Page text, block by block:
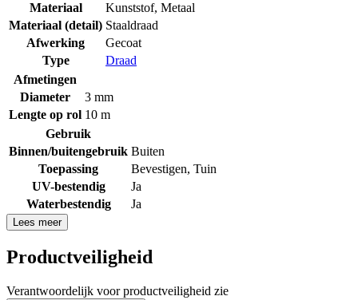
Materiaal
Kunststof, Metaal
Materiaal (detail) Staaldraad
Afwerking
Gecoat
Type
Draad
Afmetingen
Diameter
3 mm
Lengte op rol 10 m
Gebruik
Binnen/buitengebruik Buiten
Toepassing
Bevestigen, Tuin
UV-bestendig
Ja
Waterbestendig
Ja
Lees meer
Productveiligheid
Verantwoordelijk voor productveiligheid zie